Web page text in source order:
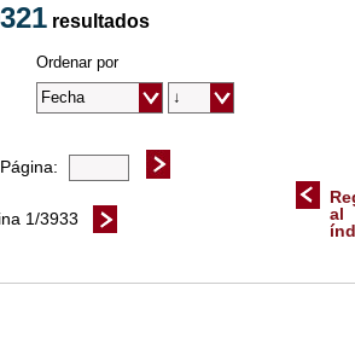
resultados
Ordenar por
Página:
1/3933
al